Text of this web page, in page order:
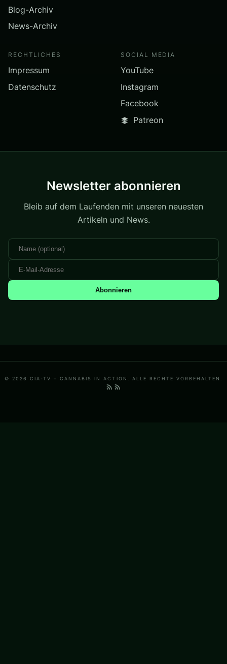
Blog-Archiv
News-Archiv
RECHTLICHES
Impressum
Datenschutz
SOCIAL MEDIA
YouTube
Instagram
Facebook
Patreon
Newsletter abonnieren
Bleib auf dem Laufenden mit unseren neuesten
Artikeln und News.
Abonnieren
© 2026 CIA-TV – CANNABIS IN ACTION. ALLE RECHTE VORBEHALTEN.